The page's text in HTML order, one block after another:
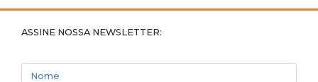
ASSINE NOSSA NEWSLETTER: